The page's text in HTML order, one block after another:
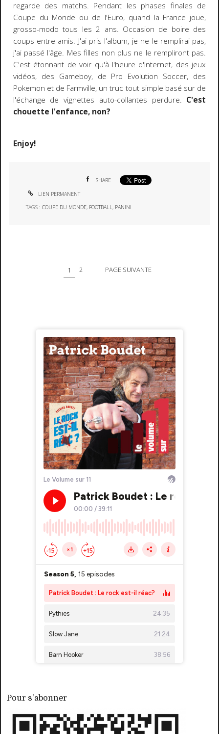
Pour s'abonner
regarde des matchs. Pendant les phases finales de
Coupe du Monde ou de l'Euro, quand la France joue,
grosso-modo tous les 2 ans. Occasion de boire des
coups entre amis. J'ai pris l'album, je ne le remplirai pas,
j'ai passé l'âge. Mes filles non plus ne le rempliront pas.
C'est étonnant de voir qu'à l'heure d'Internet, des jeux
vidéos, des Gameboy, de Pro Evolution Soccer, des
Pokemon et de Farmville, un truc tout simple basé sur de
l'échange de vignettes auto-collantes perdure. C'est
chouette l'enfance, non?
Enjoy!
SHARE
LIEN PERMANENT
TAGS :COUPE DU MONDE, FOOTBALL, PANINI
1 2 PAGE SUIVANTE